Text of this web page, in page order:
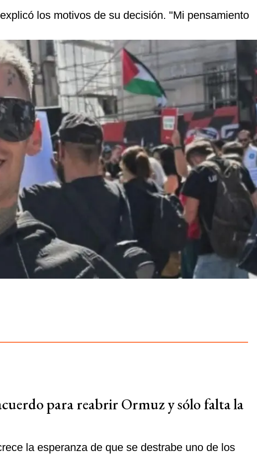
los motivos de su decisión. "Mi pensamiento
para reabrir Ormuz y sólo falta la
la esperanza de que se destrabe uno de los